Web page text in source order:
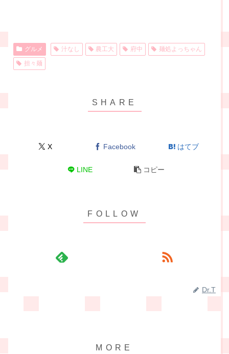
グルメ 汁なし 農工大 府中
麺処よっちゃん
担々麺
X Facebook はてブ
LINE コピー
Dr.T